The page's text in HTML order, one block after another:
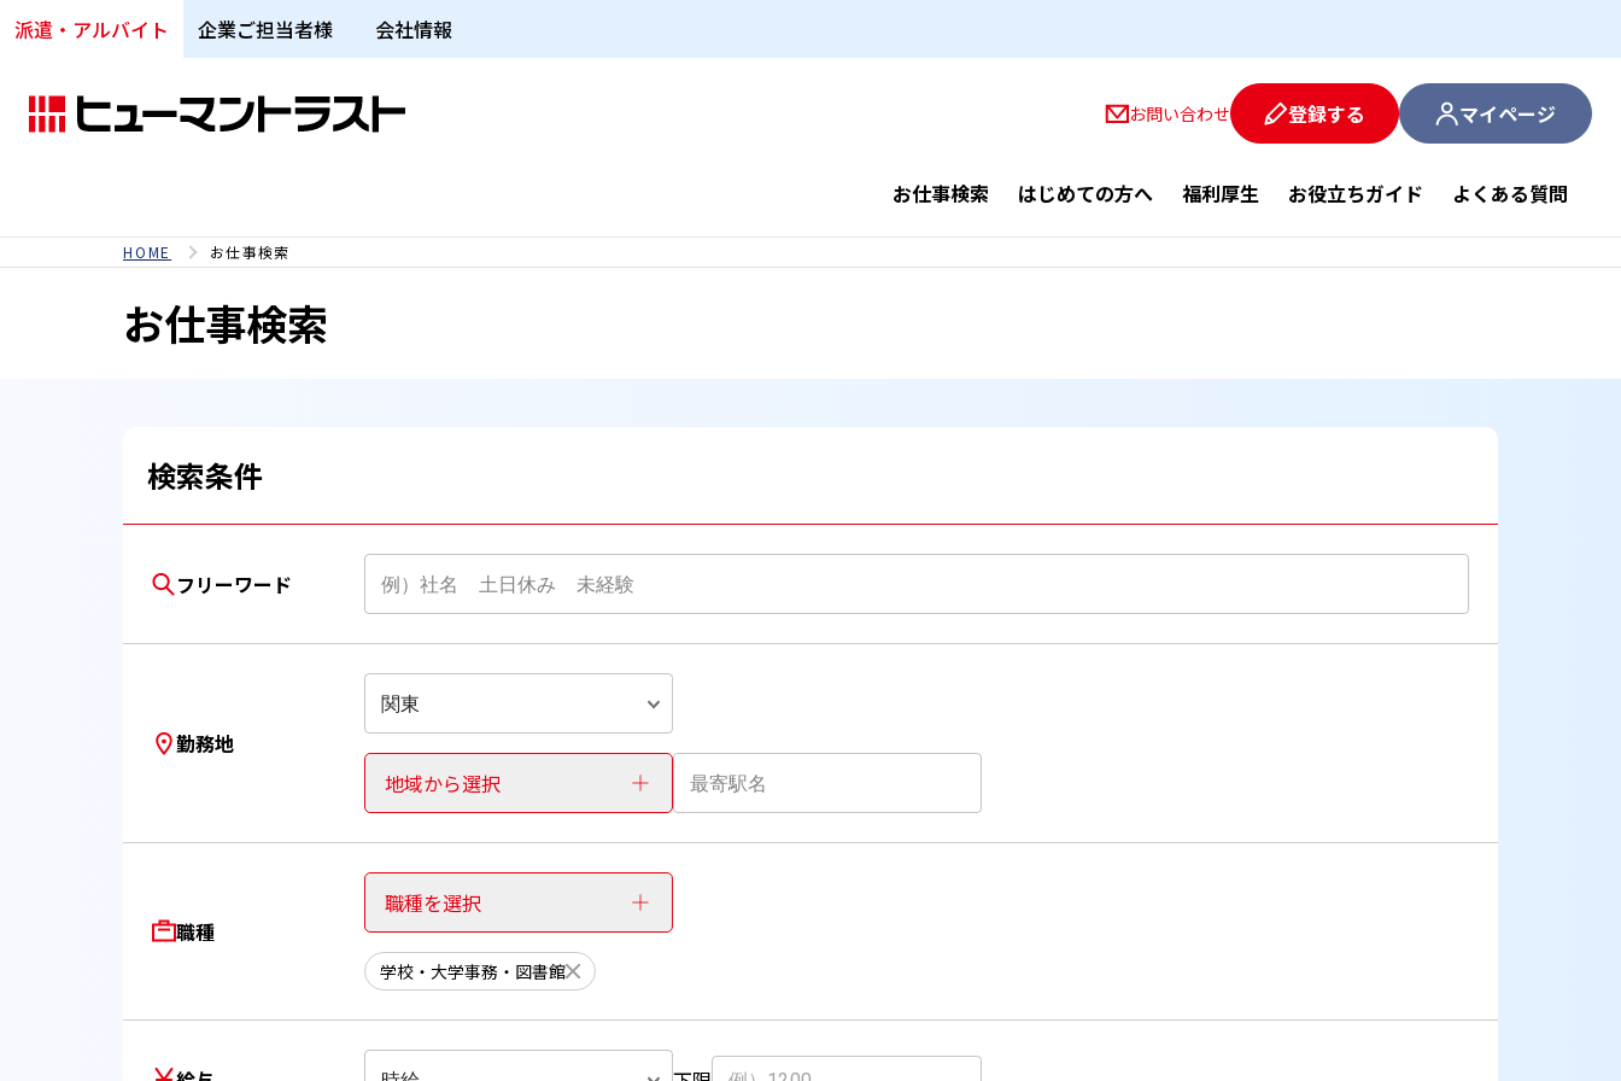
派遣・アルバイト 企業ご担当者様 会社情報
お問い合わせ 登録する マイページ
お仕事検索 はじめての方へ 福利厚生 お役立ちガイド よくある質問
HOME お仕事検索
お仕事検索
検索条件
フリーワード
勤務地
関東
地域から選択
職種
職種を選択
学校・大学事務・図書館